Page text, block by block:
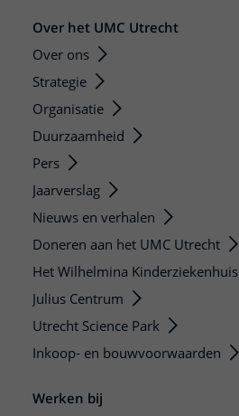
Over het UMC Utrecht
Over ons
Strategie
Organisatie
Duurzaamheid
Pers
Jaarverslag
Nieuws en verhalen
Doneren aan het UMC Utrecht
Het Wilhelmina Kinderziekenhuis
Julius Centrum
Utrecht Science Park
Inkoop- en bouwvoorwaarden
Werken bij